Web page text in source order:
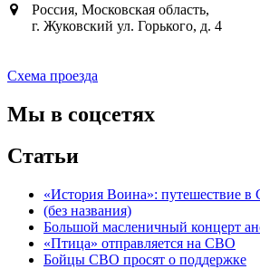
Россия, Московская область,
г. Жуковский ул. Горького, д. 4
Схема проезда
Мы в соцсетях
Статьи
«История Воина»: путешествие в
(без названия)
Большой масленичный концерт
«Птица» отправляется на СВО
Бойцы СВО просят о поддержке